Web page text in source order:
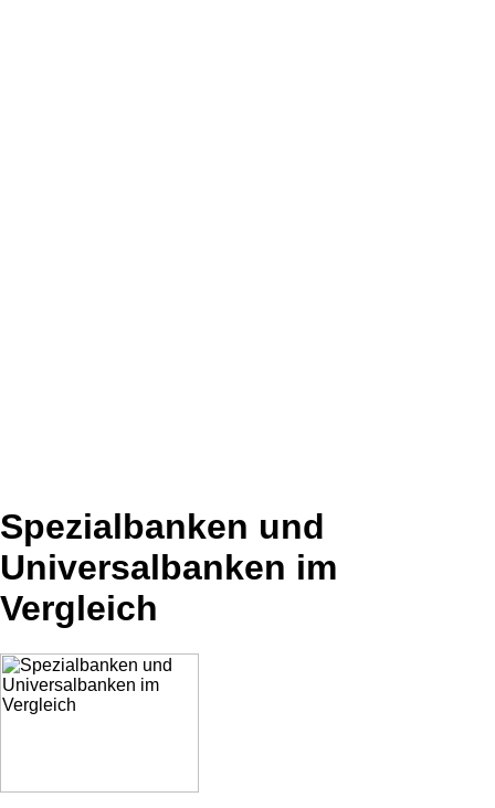
Spezialbanken und
Universalbanken im
Vergleich